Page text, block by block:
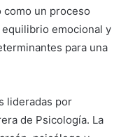
un proceso
emocional y
para una
lideradas por
de Psicología. La